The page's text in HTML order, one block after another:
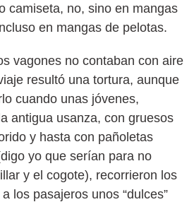
camiseta, no, sino en mangas
en mangas de pelotas.
vagones no contaban con aire
resultó una tortura, aunque
cuando unas jóvenes,
antigua usanza, con gruesos
y hasta con pañoletas
yo que serían para no
y el cogote), recorrieron los
los pasajeros unos “dulces”